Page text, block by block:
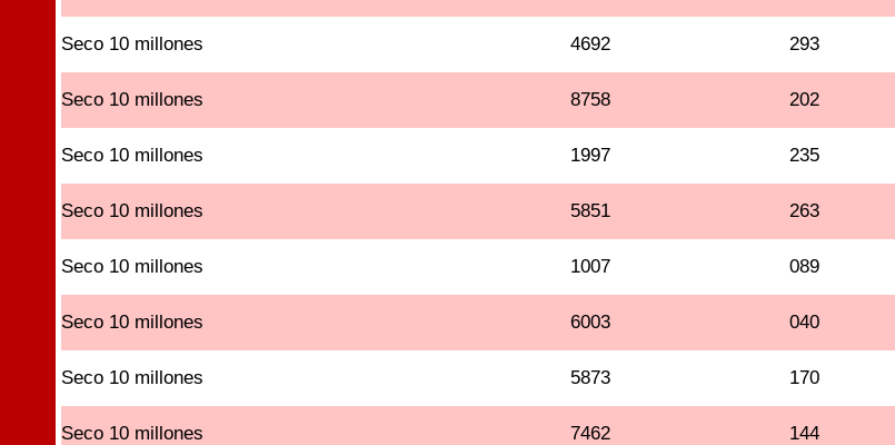
Seco 10 millones 4692 293
Seco 10 millones 8758 202
Seco 10 millones 1997 235
Seco 10 millones 5851 263
Seco 10 millones 1007 089
Seco 10 millones 6003 040
Seco 10 millones 5873 170
Seco 10 millones 7462 144